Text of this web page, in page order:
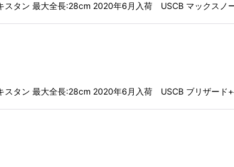
スタン 最大全長:28cm 2020年6月入荷 USCB マックスノ
スタン 最大全長:28cm 2020年6月入荷 USCB ブリザード